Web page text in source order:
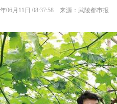
06月11日 08:37:58 来源：武陵都市报